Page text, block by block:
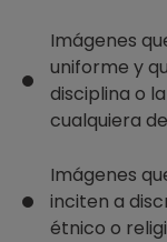
Imágenes
uniforme y
disciplina o
cualquiera
Imágenes
inciten a
étnico o